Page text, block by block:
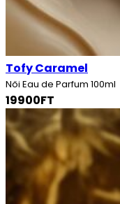
Tofy Caramel
Női Eau de Parfum 100ml
19900FT